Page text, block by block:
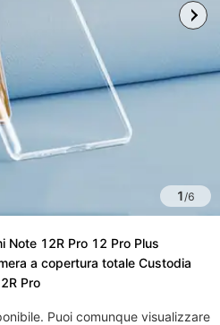
1/6
Note 12R Pro 12 Pro Plus
a copertura totale Custodia
Pro
Puoi comunque visualizzare